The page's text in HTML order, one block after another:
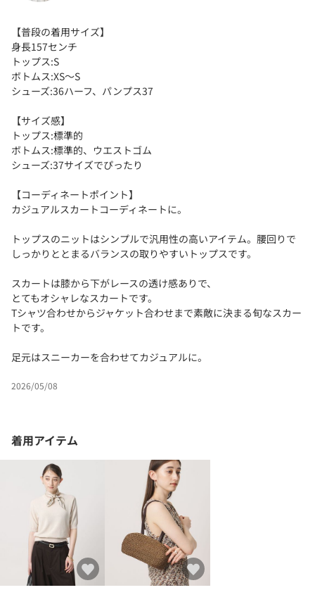
【普段の着用サイズ】
身長157センチ
トップス:S
ボトムス:XS〜S
シューズ:36ハーフ、パンプス37
【サイズ感】
トップス:標準的
ボトムス:標準的、ウエストゴム
シューズ:37サイズでぴったり
【コーディネートポイント】
カジュアルスカートコーディネートに。
トップスのニットはシンプルで汎用性の高いアイテム。腰回りで
しっかりととまるバランスの取りやすいトップスです。
スカートは膝から下がレースの透け感ありで、
とてもオシャレなスカートです。
Tシャツ合わせからジャケット合わせまで素敵に決まる旬なスカー
トです。
足元はスニーカーを合わせてカジュアルに。
2026/05/08
着用アイテム